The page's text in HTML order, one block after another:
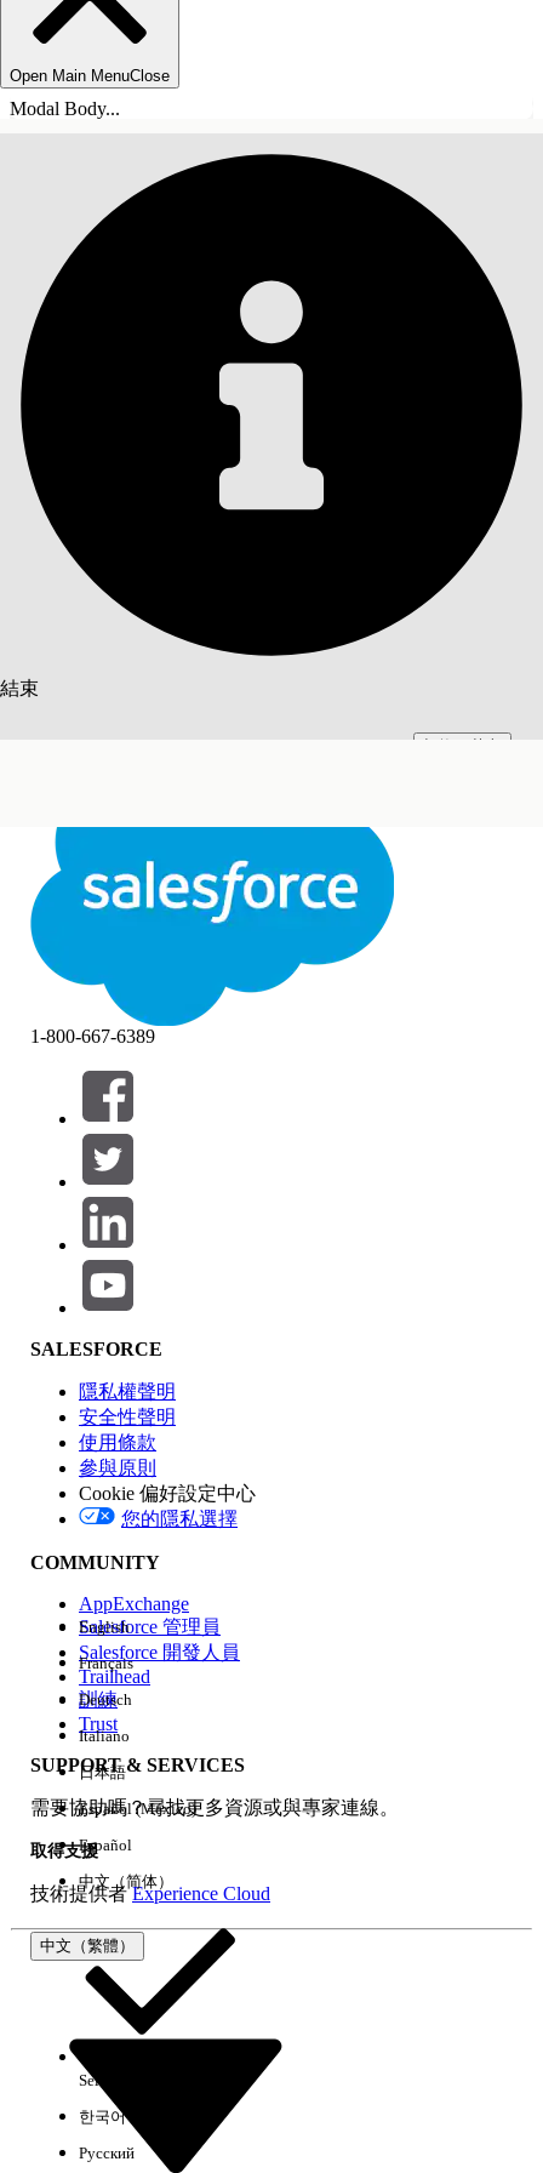
Open Main MenuClose
Modal Body...
結束
結束
目錄
篩選器 (0)
選取篩選
產品區域
功能影響
版本
經驗
1-800-667-6389
SALESFORCE
隱私權聲明
安全性聲明
使用條款
參與原則
Cookie 偏好設定中心
您的隱私選擇
COMMUNITY
AppExchange
Salesforce 管理員
Salesforce 開發人員
Trailhead
訓練
Trust
SUPPORT & SERVICES
需要協助嗎？尋找更多資源或與專家連線。
取得支援
技術提供者Experience Cloud
中文（繁體）
English
Français
Deutsch
Italiano
日本語
Español (México)
Español
中文（简体）
Select Org
한국어
Русский